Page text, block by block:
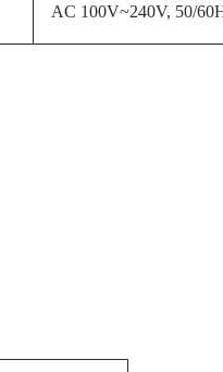
AC 100V~240V, 50/